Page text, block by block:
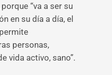
“va a ser su
en su día a día, el
personas,
vida activo, sano”.